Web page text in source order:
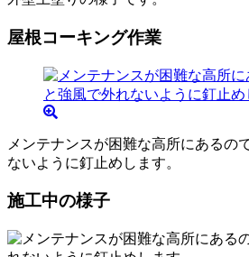
屋根コーキング作業
メンテナンスが困難な高所にあるの
ないように釘止めします。
施工中の様子